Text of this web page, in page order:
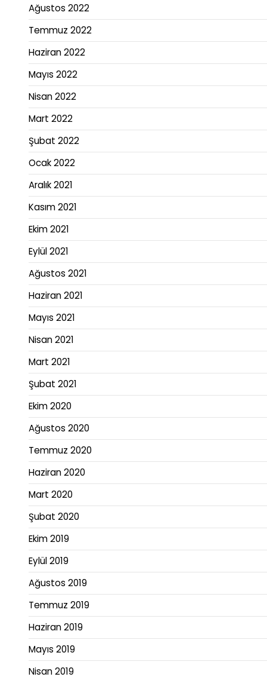
Ağustos 2022
Temmuz 2022
Haziran 2022
Mayıs 2022
Nisan 2022
Mart 2022
Şubat 2022
Ocak 2022
Aralık 2021
Kasım 2021
Ekim 2021
Eylül 2021
Ağustos 2021
Haziran 2021
Mayıs 2021
Nisan 2021
Mart 2021
Şubat 2021
Ekim 2020
Ağustos 2020
Temmuz 2020
Haziran 2020
Mart 2020
Şubat 2020
Ekim 2019
Eylül 2019
Ağustos 2019
Temmuz 2019
Haziran 2019
Mayıs 2019
Nisan 2019